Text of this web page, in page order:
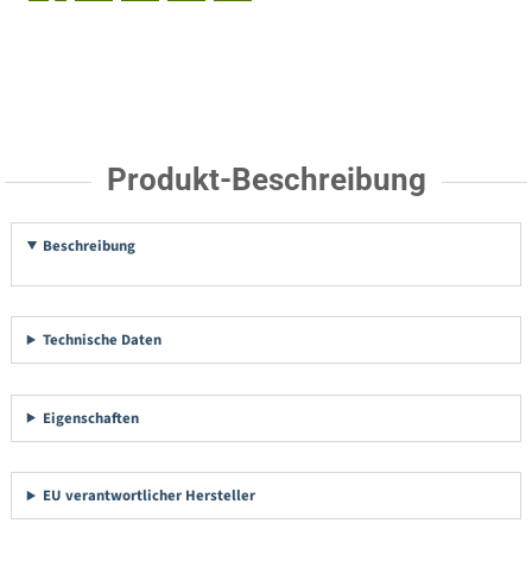
Produkt-Beschreibung
Beschreibung
Technische Daten
Eigenschaften
EU verantwortlicher Hersteller